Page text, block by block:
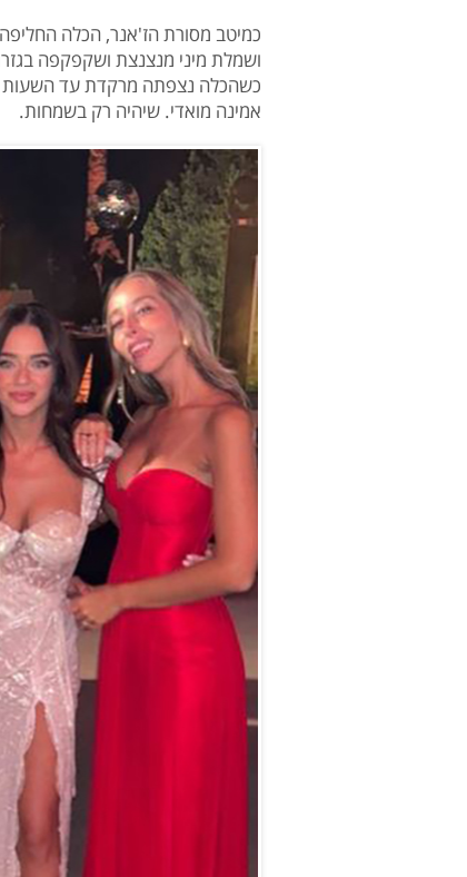
כמיטב מסורת הז'אנר, הכלה
ושמלת מיני מנצנצת ושקפקפה
כשהכלה נצפתה מרקדת עד השעות
אמינה מואדי. שיהיה רק בשמחות.